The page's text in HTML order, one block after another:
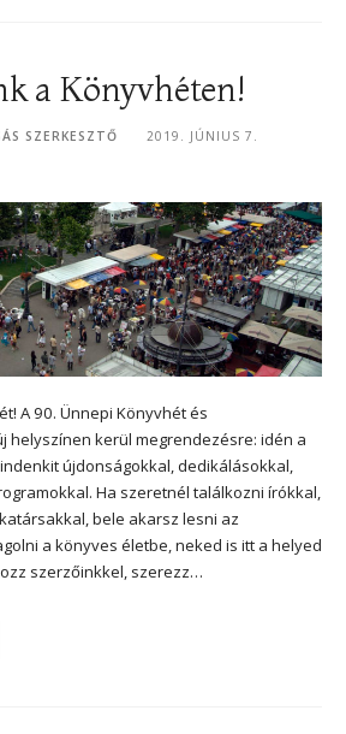
a Könyvhéten!
SZERKESZTŐ
2019. JÚNIUS 7.
A 90. Ünnepi Könyvhét és
helyszínen kerül megrendezésre: idén a
újdonságokkal, dedikálásokkal,
Ha szeretnél találkozni írókkal,
bele akarsz lesni az
a könyves életbe, neked is itt a helyed
szerzőinkkel, szerezz…